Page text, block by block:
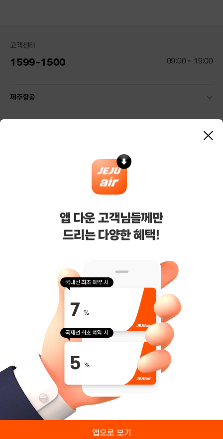
닫
앱 다운 고객님들께만
드리는 다양한 혜택!
국내선 최초 예약 시
국제선 최초 예약 시
앱으로 보기
고객센터
1599-1500 09:00 ~ 19:00
제주항공
통신판매업신고 : 제주 2006-125호
호스팅 사업자 : AWS
주소 : 제주특별자치도 제주시 신대로 64 (연동, 건설공제회관 3층)
jejuair.help@jejuair.net
partnership@jejuair.net
Copyright ⓒ Jeju Air. All Rights Reserved.
https://www.youtube.com/@jejuair_official
https://instagram.com/jejuair_official
https://www.tiktok.com/@jejuair_official
https://www.facebook.com/funjejuair/
소비자중심경영 인증기업